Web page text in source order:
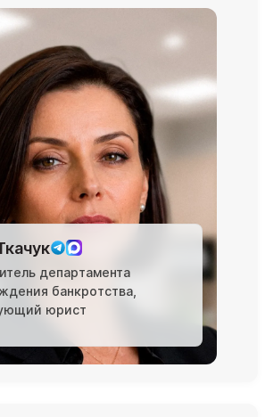
департамента
банкротства,
юрист